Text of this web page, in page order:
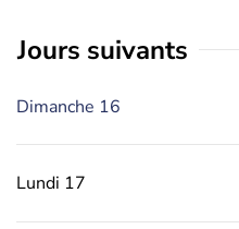
jours suivants
Dimanche 16
Lundi 17